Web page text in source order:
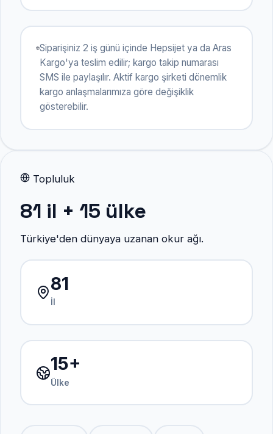
Siparişiniz 2 iş günü içinde Hepsijet ya da Aras
Kargo'ya teslim edilir; kargo takip numarası
SMS ile paylaşılır. Aktif kargo şirketi dönemlik
kargo anlaşmalarımıza göre değişiklik
gösterebilir.
Topluluk
81 il + 15 ülke
Türkiye'den dünyaya uzanan okur ağı.
81
İl
15+
Ülke